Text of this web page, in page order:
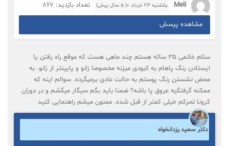
Meli یکشنبه ۲۳ خرداد ۰( 5 سال پیش) تعداد بازدید: 867
مشاهده پرسش
سلام خانمی ۳۵ ساله هستم چند ماهی هست که موقع راه رفتن یا
ایستادن رنگ پاهام به کبودی میزنه مخصوصا زانو و پایینتر از زانو. به
محض نشستن رنگ پوستم به حالت عادی برمیگرده. سوالم اینه که
ممکنه گرفتگیه عروق پا باشه؟ ضمنا باید بگم سیگار میگشم و در دوران
کرونا تحرکم خیلی کمتر از قبل شده. ممنون میشم راهنمایی کنید
دکتر سعید یزدانخواه